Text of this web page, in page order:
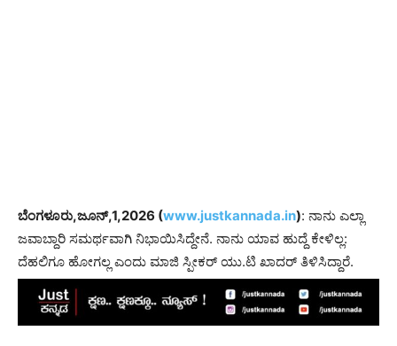
ಬೆಂಗಳೂರು,ಜೂನ್,1,2026 (www.justkannada.in): ನಾನು ಎಲ್ಲಾ
ಜವಾಬ್ದಾರಿ ಸಮರ್ಥವಾಗಿ ನಿಭಾಯಿಸಿದ್ದೇನೆ. ನಾನು ಯಾವ ಹುದ್ದೆ ಕೇಳಿಲ್ಲ:
ದೆಹಲಿಗೂ ಹೋಗಲ್ಲ ಎಂದು ಮಾಜಿ ಸ್ಪೀಕರ್ ಯು.ಟಿ ಖಾದರ್ ತಿಳಿಸಿದ್ದಾರೆ.